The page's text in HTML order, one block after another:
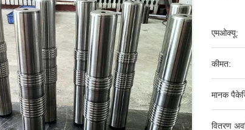
एमओक्यू:
कीमत:
मानक
वितरण